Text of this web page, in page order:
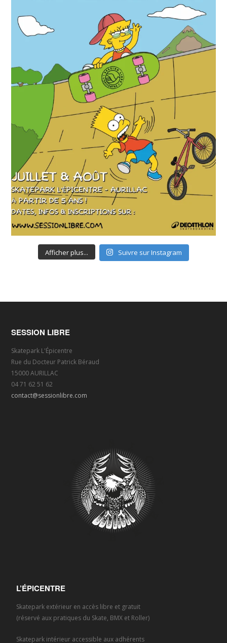
Afficher plus... Suivre sur Instagram
SESSION LIBRE
Skatepark L'Épicentre
Rue du Docteur Patrick Béraud
15000 AURILLAC
04 71 62 51 62
contact@sessionlibre.com
L’ÉPICENTRE
Skatepark extérieur en accès libre et gratuit
(réservé aux pratiques du Skate, BMX et Roller)
Skatepark intérieur accessible aux adhérents